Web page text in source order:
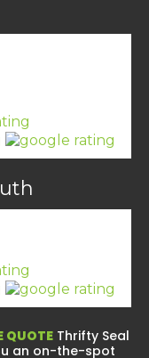
QUOTEThrifty Seal
an on-the-spot